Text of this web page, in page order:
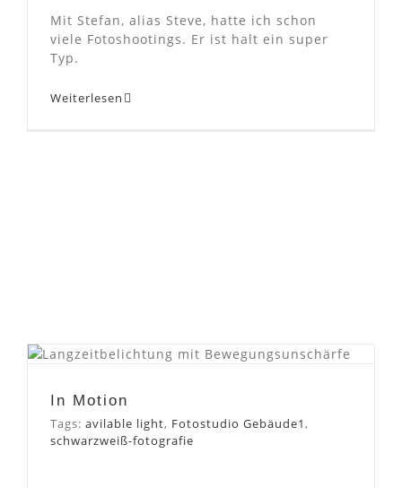
Mit Stefan, alias Steve, hatte ich schon
viele Fotoshootings. Er ist halt ein super
Typ.
Weiterlesen
In Motion
In Motion
Tags: avilable light, Fotostudio Gebäude1,
schwarzweiß-fotografie